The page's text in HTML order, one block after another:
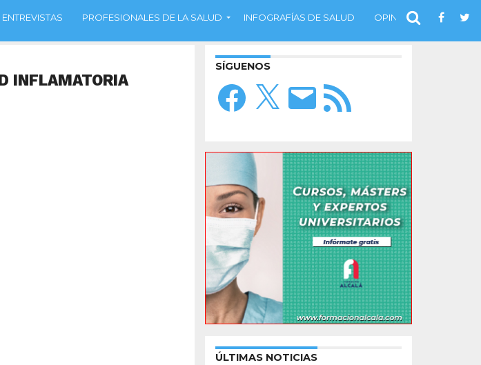
ENTREVISTAS PROFESIONALES DE LA SALUD INFOGRAFÍAS DE SALUD OPINIÓN
INFLAMATORIA
SÍGUENOS
Facebook
X
Correo
electrónico
Feed
RSS
ÚLTIMAS NOTICIAS